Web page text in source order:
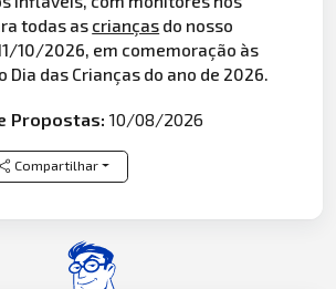
todas as crianças do nosso
10/2026, em comemoração às
Dia das Crianças do ano de 2026.
Propostas:10/08/2026
Compartilhar